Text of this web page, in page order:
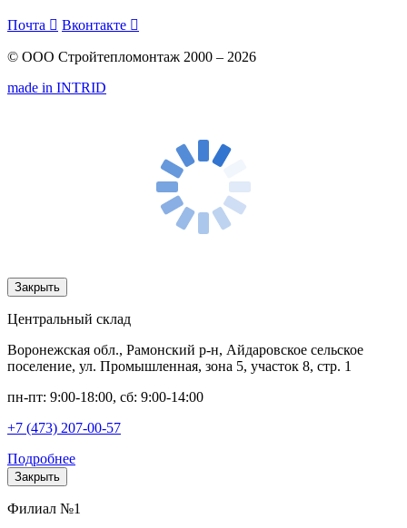
Почта  Вконтакте 
© ООО Стройтепломонтаж 2000 – 2026
made in INTRID
Закрыть
Центральный склад
Воронежская обл., Рамонский р-н, Айдаровское сельское
поселение, ул. Промышленная, зона 5, участок 8, стр. 1
пн-пт: 9:00-18:00, сб: 9:00-14:00
+7 (473) 207-00-57
Подробнее
Закрыть
Филиал №1